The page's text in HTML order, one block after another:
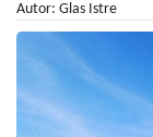
Autor: Glas Istre